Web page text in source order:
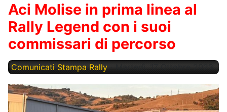
Aci Molise in prima linea al
Rally Legend con i suoi
commissari di percorso
Comunicati Stampa Rally Martedì, 17 Ottobre 2023